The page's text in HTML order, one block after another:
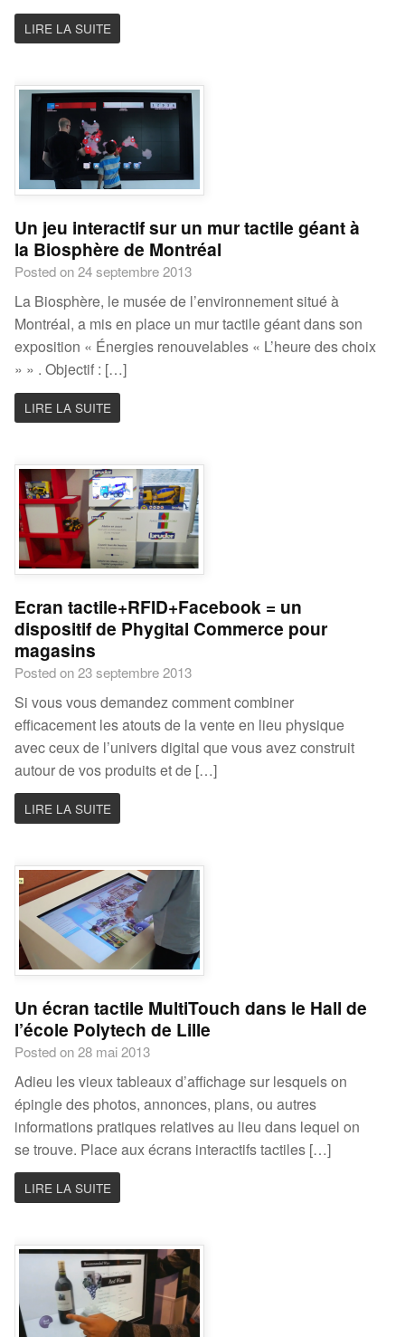
LIRE LA SUITE
Un jeu interactif sur un mur tactile géant à
la Biosphère de Montréal
Posted on 24 septembre 2013
La Biosphère, le musée de l’environnement situé à
Montréal, a mis en place un mur tactile géant dans son
exposition « Énergies renouvelables « L’heure des choix
» » . Objectif : […]
LIRE LA SUITE
Ecran tactile+RFID+Facebook = un
dispositif de Phygital Commerce pour
magasins
Posted on 23 septembre 2013
Si vous vous demandez comment combiner
efficacement les atouts de la vente en lieu physique
avec ceux de l’univers digital que vous avez construit
autour de vos produits et de […]
LIRE LA SUITE
Un écran tactile MultiTouch dans le Hall de
l’école Polytech de Lille
Posted on 28 mai 2013
Adieu les vieux tableaux d’affichage sur lesquels on
épingle des photos, annonces, plans, ou autres
informations pratiques relatives au lieu dans lequel on
se trouve. Place aux écrans interactifs tactiles […]
LIRE LA SUITE